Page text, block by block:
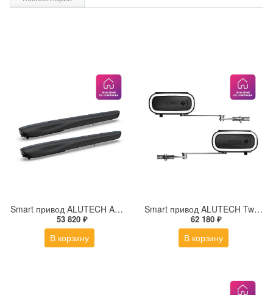
Smart привод ALUTECH Ambo AM‑3000KIT‑N‑Sm для распашных ворот с модулем Wi‑fi
53 820 ₽
В корзину
Smart привод ALUTECH Twisto TW‑4000KIT‑N‑Sm для распашных ворот с модулем Wi‑fi
62 180 ₽
В корзину